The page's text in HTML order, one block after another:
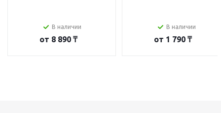
В наличии
от 8 890 ₸
В наличии
от 1 790 ₸